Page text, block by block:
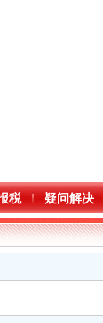
税 疑问解决